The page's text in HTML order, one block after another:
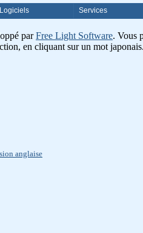
Logiciels Services
parFree Light Software. Vous
en cliquant sur un mot
anglaise